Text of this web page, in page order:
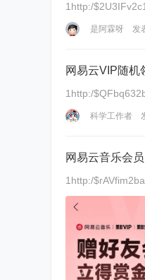
1http:/
是阿霖呀 发
网易云VIP随机
1http:/
科学工作者
网易云音乐会
1http:/